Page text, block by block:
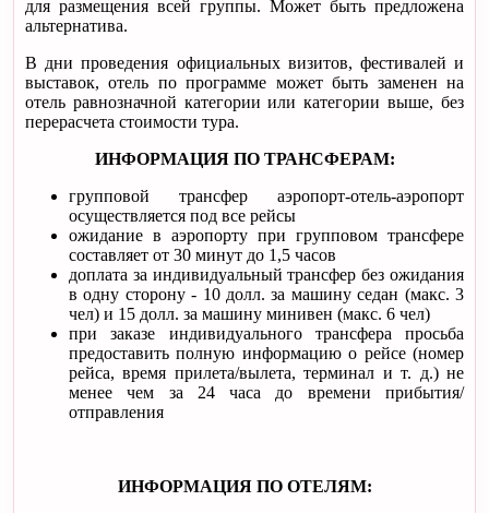
для размещения всей группы. Может быть предложена
альтернатива.
В дни проведения официальных визитов, фестивалей и
выставок, отель по программе может быть заменен на
отель равнозначной категории или категории выше, без
перерасчета стоимости тура.
ИНФОРМАЦИЯ ПО ТРАНСФЕРАМ:
групповой трансфер аэропорт-отель-аэропорт
осуществляется под все рейсы
ожидание в аэропорту при групповом трансфере
составляет от 30 минут до 1,5 часов
доплата за индивидуальный трансфер без ожидания
в одну сторону - 10 долл. за машину седан (макс. 3
чел) и 15 долл. за машину минивен (макс. 6 чел)
при заказе индивидуального трансфера просьба
предоставить полную информацию о рейсе (номер
рейса, время прилета/вылета, терминал и т. д.) не
менее чем за 24 часа до времени прибытия/
отправления
ИНФОРМАЦИЯ ПО ОТЕЛЯМ: